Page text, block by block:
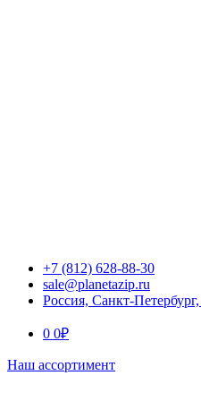
+7 (812) 628-88-30
sale@planetazip.ru
Россия, Санкт-
0 0₽
Наш ассортимент